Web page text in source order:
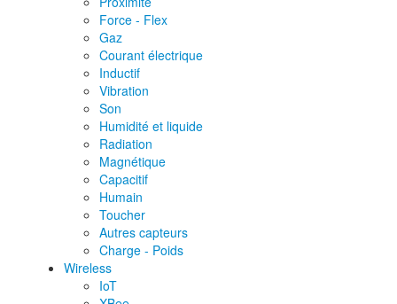
Force - Flex
Gaz
Courant électrique
Inductif
Vibration
Son
Humidité et liquide
Radiation
Magnétique
Capacitif
Humain
Toucher
Autres capteurs
Charge - Poids
Wireless
IoT